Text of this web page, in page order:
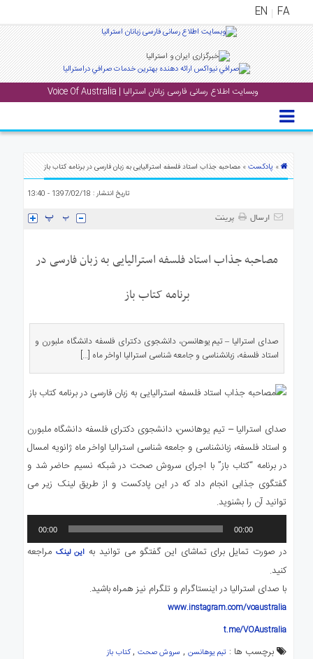
FA
EN
وبسایت اطلاع رسانی فارسی زبانان استرالیا | Voice Of Australia
منوی
اصلی
ارتباط
» پادکست» مصاحبه جذاب استاد فلسفه استرالیایی به زبان فارسی در برنامه کتاب باز
تاریخ انتشار : 1397/02/18 - 13:40
ارسال پرینت
مصاحبه جذاب استاد فلسفه استرالیایی به زبان فارسی در
برنامه کتاب باز
صدای استرالیا – تیم یوهانسن، دانشجوی دکترای فلسفه دانشگاه ملبورن و
استاد فلسفه، زبانشناسی و جامعه شناسی استرالیا اواخر ماه […]
صدای استرالیا – تیم یوهانسن، دانشجوی دکترای فلسفه دانشگاه ملبورن
و استاد فلسفه، زبانشناسی و جامعه شناسی استرالیا اواخر ماه ژانویه امسال
در برنامه “کتاب باز” با اجرای سروش صحت در شبکه نسیم حاضر شد و
گفتگوی جذابی انجام داد که در این پادکست و از طریق لینک زیر می
توانید آن را بشنوید.
پخش‌کننده
صوت
00:00
00:00
در صورت تمایل برای تماشای این گفتگو می توانید به این لینک مراجعه
کنید.
با صدای استرالیا در اینستاگرام و تلگرام نیز همراه باشید.
www.instagram.com/voaustralia
t.me/VOAustralia
برچسب ها : تیم یوهانسن, سروش صحت,کتاب باز